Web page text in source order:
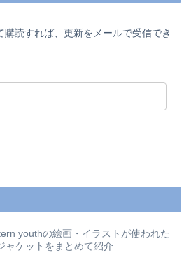
購読すれば、更新をメールで受信でき
youthの絵画・イラストが使われた
ャケットをまとめて紹介